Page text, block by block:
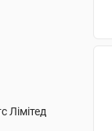
Лімітед